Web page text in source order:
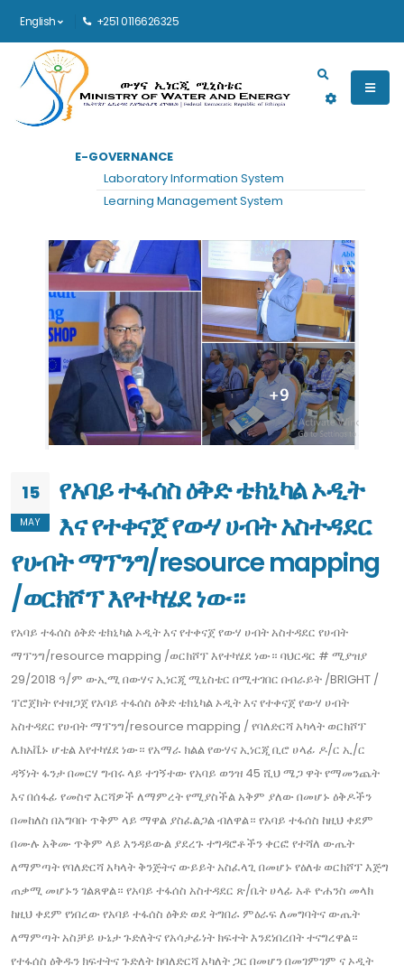
English +251 0116626325
Main navigation
E-GOVERNANCE
Laboratory Information System
Learning Management System
15
MAY
የአባይ ተፋሰስ ዕቅድ ቴክኒካል ኦዲት
እና የተቀናጀ የውሃ ሀብት አስተዳደር
የሀብት ማፕንግ/resource mapping
/ወርክሾፕ እየተካሄደ ነው።
የአባይ ተፋሰስ ዕቅድ ቴክኒካል ኦዲት እና የተቀናጀ የውሃ ሀብት አስተዳደር የሀብት
ማፕንግ/resource mapping /ወርክሾፕ እየተካሄደ ነው። ባህርዳር # ሚያዝያ
29/2018 ዓ/ም ውኢሚ በውሃና ኢነርጂ ሚኒስቴር በሚተገበር በብራይት /BRIGHT /
ፕሮጀክት የተዘጋጀ የአባይ ተፋሰስ ዕቅድ ቴክኒካል ኦዲት እና የተቀናጀ የውሃ ሀብት
አስተዳደር የሀብት ማፕንግ/resource mapping / የባለድርሻ አካላት ወርክሾፕ
ሌክአቬኑ ሆቴል እየተካሄደ ነው። የአማራ ክልል የውሃና ኢነርጂ ቢሮ ሀላፊ ዶ/ር ኢ/ር
ዳኝነት ፋንታ በመርሃ ግብሩ ላይ ተገኝተው የአባይ ወንዝ 45 ሺህ ሜጋ ዋት የማመንጨት
እና በሰፋፊ የመስኖ እርሻዎች ለማምረት የሚያስችል አቅም ያለው በመሆኑ ዕቅዶችን
በመከለስ በአግባቡ ጥቅም ላይ ማዋል ያስፈልጋል ብለዋል። የአባይ ተፋሰስ ከዚህ ቀደም
በሙሉ አቅሙ ጥቅም ላይ እንዳይውል ያደረጉ ተግዳሮቶችን ቀርፎ የተሻለ ውጤት
ለማምጣት የባለድርሻ አካላት ቅንጅትና ውይይት አስፈላጊ በመሆኑ የዕለቱ ወርክሾፕ እጅግ
ጠቃሚ መሆኑን ገልጸዋል። የአባይ ተፋሰስ አስተዳደር ጽ/ቤት ሀላፊ አቶ ዮሐንስ መላክ
ከዚህ ቀደም የነበረው የአባይ ተፋሰስ ዕቅድ ወደ ትግበራ ምዕራፍ ለመግባትና ውጤት
ለማምጣት አስቻይ ሁኔታ ጉድለትና የአሳታፊነት ክፍተት እንደነበረበት ተናግረዋል።
የተፋሰስ ዕቅዱን ክፍተትና ጉድለት ከባለድርሻ አካለት ጋር በመሆን በመገምገም ና ኦዲት